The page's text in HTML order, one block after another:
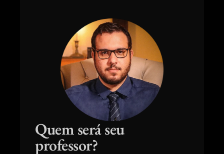
Quem será seu
professor?